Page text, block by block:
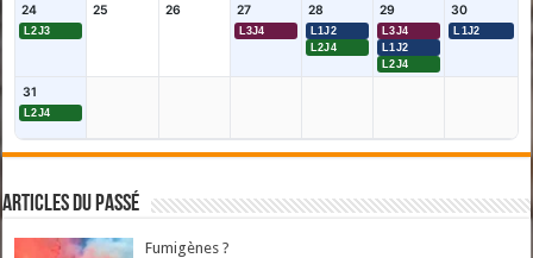
24
L2J3
25 26 27
L3J4
28
L1J2
L2J4
29
L3J4
L1J2
L2J4
30
L1J2
31
L2J4
Articles du passé
Fumigènes ?